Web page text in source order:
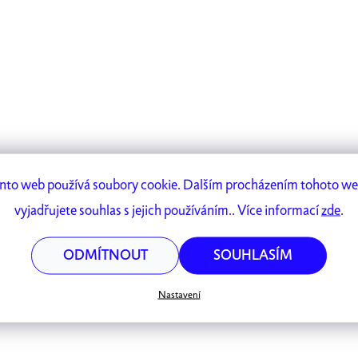
web používá soubory cookie. Dalším procházením tohoto
vyjadřujete souhlas s jejich používáním.. Více informacízde.
Nastavení
ODMÍTNOUT SOUHLASÍM